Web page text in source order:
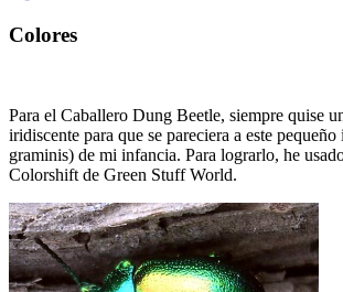
Colores
Para el Caballero Dung Beetle, siempre quise
iridiscente para que se pareciera a este
graminis) de mi infancia. Para lograrlo, he
Colorshift de Green Stuff World.